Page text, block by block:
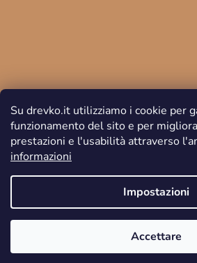
Su drevko.it utilizziamo i cookie per
funzionamento del sito e per
prestazioni e l'usabilità attraverso
informazioni
Impostazioni
Accettare
Creato da